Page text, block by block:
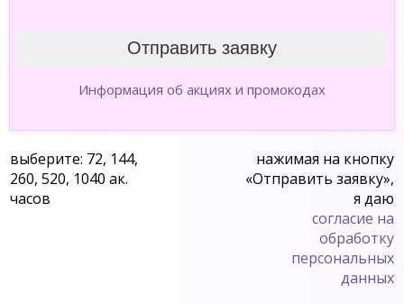
Информация об акциях и промокодах
выберите: 72, 144,
260, 520, 1040 ак.
часов
нажимая на кнопку
«Отправить заявку»,
я даю
согласие на
обработку
персональных
данных